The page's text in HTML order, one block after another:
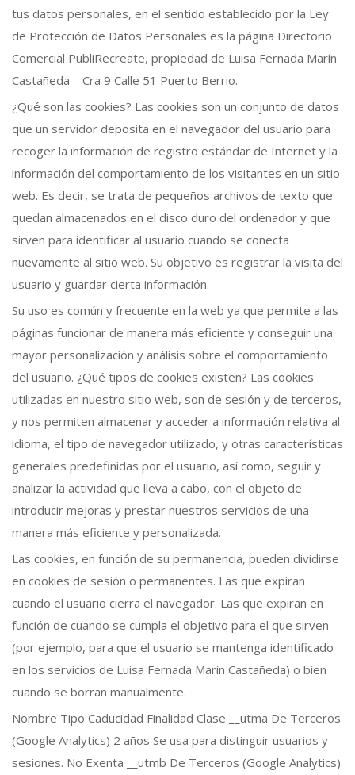
tus datos personales, en el sentido establecido por la Ley
de Protección de Datos Personales es la página Directorio
Comercial PubliRecreate, propiedad de Luisa Fernada Marín
Castañeda – Cra 9 Calle 51 Puerto Berrio.
¿Qué son las cookies? Las cookies son un conjunto de datos
que un servidor deposita en el navegador del usuario para
recoger la información de registro estándar de Internet y la
información del comportamiento de los visitantes en un sitio
web. Es decir, se trata de pequeños archivos de texto que
quedan almacenados en el disco duro del ordenador y que
sirven para identificar al usuario cuando se conecta
nuevamente al sitio web. Su objetivo es registrar la visita del
usuario y guardar cierta información.
Su uso es común y frecuente en la web ya que permite a las
páginas funcionar de manera más eficiente y conseguir una
mayor personalización y análisis sobre el comportamiento
del usuario. ¿Qué tipos de cookies existen? Las cookies
utilizadas en nuestro sitio web, son de sesión y de terceros,
y nos permiten almacenar y acceder a información relativa al
idioma, el tipo de navegador utilizado, y otras características
generales predefinidas por el usuario, así como, seguir y
analizar la actividad que lleva a cabo, con el objeto de
introducir mejoras y prestar nuestros servicios de una
manera más eficiente y personalizada.
Las cookies, en función de su permanencia, pueden dividirse
en cookies de sesión o permanentes. Las que expiran
cuando el usuario cierra el navegador. Las que expiran en
función de cuando se cumpla el objetivo para el que sirven
(por ejemplo, para que el usuario se mantenga identificado
en los servicios de Luisa Fernada Marín Castañeda) o bien
cuando se borran manualmente.
Nombre Tipo Caducidad Finalidad Clase __utma De Terceros
(Google Analytics) 2 años Se usa para distinguir usuarios y
sesiones. No Exenta __utmb De Terceros (Google Analytics)